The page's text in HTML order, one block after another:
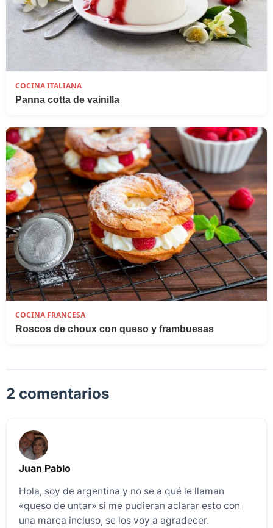
COCINA ITALIANA
Panna cotta de vainilla
COCINA FRANCESA
Roscos de choux con queso y frambuesas
2 comentarios
Juan Pablo
Hola, soy de argentina y no se a qué le llaman
«queso de untar» si me pudieran aclarar esto con
una marca incluso, se los voy a agradecer.